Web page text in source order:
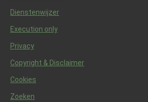
Dienstenwijzer
Execution only
Privacy
Copyright & Disclaimer
Cookies
Zoeken